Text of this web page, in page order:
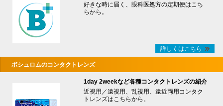
好きな時に届く、眼科医処方の定期便はこち
らから。
詳しくはこちら
ボシュロムのコンタクトレンズ
1day 2weekなど各種コンタクトレンズの紹介
近視用／遠視用、乱視用、遠近両用コンタク
トレンズはこちらから。